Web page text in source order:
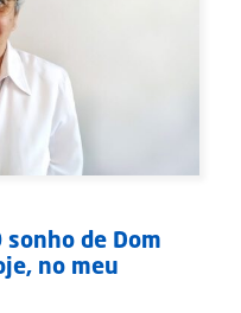
sonho de Dom
no meu